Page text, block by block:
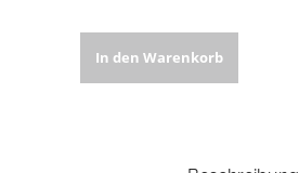
Sonnenuntergang
In den Warenkorb